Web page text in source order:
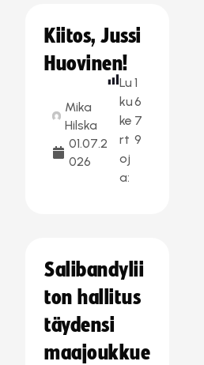
Kiitos, Jussi
Huovinen!
Mika
Hilska
01.07.2
026
Lu
ku
ke
rt
oj
a:
1
6
7
9
Salibandylii
ton hallitus
täydensi
maajoukkue